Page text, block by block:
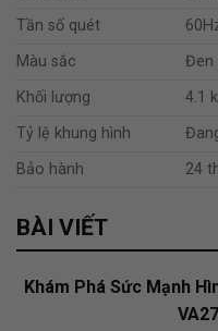
Tần số quét
Màu sắc
Đen
Khối lượng
4.1
Tỷ lệ khung hình
Bảo hành
24
BÀI VIẾT
Khám Phá Sức Mạnh